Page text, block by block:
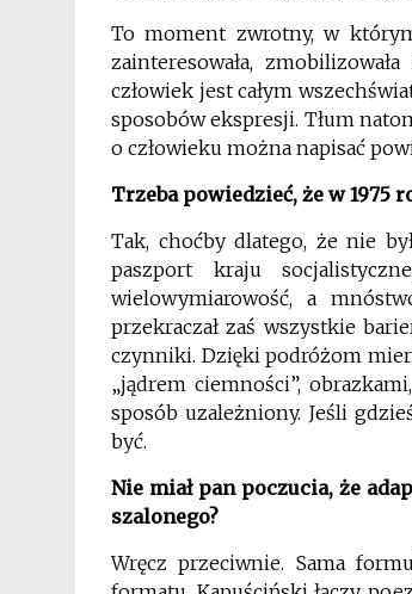
To moment zwrotny, w
zainteresowała,
człowiek jest całym
sposobów ekspresji. Tłum
o człowieku można napisać
Trzeba powiedzieć, że w 1975
Tak, choćby dlatego, że nie
paszport kraju
wielowymiarowość, a
przekraczał zaś wszystkie
czynniki. Dzięki podróżom
„jądrem ciemności”,
sposób uzależniony. Jeśli
być.
Nie miał pan poczucia, że
szalonego?
Wręcz przeciwnie. Sama